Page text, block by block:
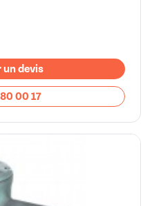
un devis
00 17